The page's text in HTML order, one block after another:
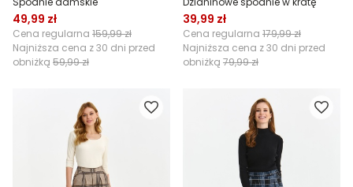
49,99 zł
Cena regularna 159,99 zł
Najniższa cena z 30 dni przed
obniżką 59,99 zł
39,99 zł
Cena regularna 179,99 zł
Najniższa cena z 30 dni przed
obniżką 79,99 zł